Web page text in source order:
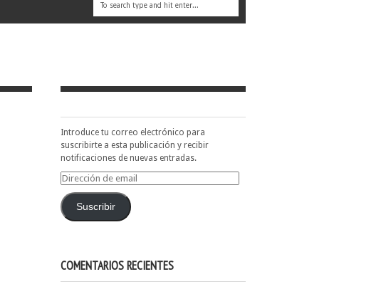
Introduce tu correo electrónico para
suscribirte a esta publicación y recibir
notificaciones de nuevas entradas.
Dirección
emailSuscribir
COMENTARIOS RECIENTES